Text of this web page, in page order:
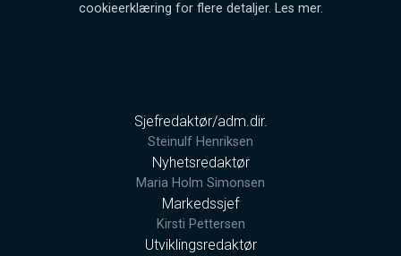
cookieerklæring for flere detaljer. Les mer.
Sjefredaktør/adm.dir.
Steinulf Henriksen
Nyhetsredaktør
Maria Holm Simonsen
Markedssjef
Kirsti Pettersen
Utviklingsredaktør